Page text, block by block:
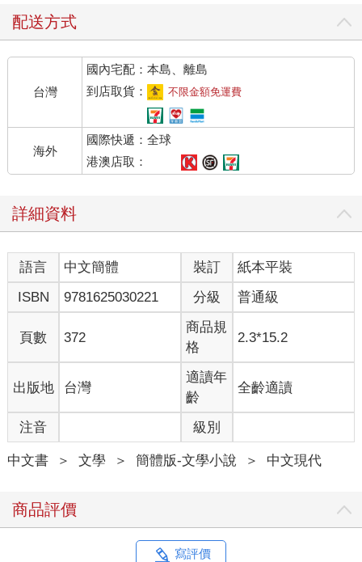
的時候――鄙鄉一直引以為聞名的是一位道士。
自從13歲那年看過動畫片《嶗山道士》，我一直對外告白自己的
籍貫為“青島”，倘直言，對方O型的驚異的唇，內中的記性上佳者
揶揄唱出的“穿牆進去，我穿牆進去，拿了就.......跑!”，都使我的
耳目聽聞巨為不爽。大學宿舍裡我排行老七，本科四年，我沒有
甩掉過“王七”的令譽。其實我叫王齊。有時我深為憤惋，何以我竟
不能落生在比如華山或狼牙山一類的地方，因――無論被聯想做
令狐沖或是五壯士，都被一天到晚被叫做“王七”要好那麼一點點。
被理解為“亡妻”還不那麼討厭，我害怕聯想力好的同學做加法。
OUTLOOK上被我裝了一個農曆外掛程式，當思緒不再那麼萬方
遊走的時候，我定睛看到，中秋，還有一個半月就要到來了。
“叮~~~”，新郵件進來。
“七，晚上8點，中城XXX餐廳。慶黃四升級。前天。丫頭。8斤2
兩。照片連結在這裡。大。”這反唐僧的寫作風格一定來自張大，
雖然他說起話來的囉嗦是另一碼事。
――大學畢業後，我背過紅綠藍各色寶書，終於泛海三千，觀光
上國。張大，李三，慢我一步，但也先後於本科後來到米國。我
們在雅虎建個群發郵件，一切近況都因網路而無遠弗屆。國內的
黃四，最先升級當爹；陳五闖海南發財，鄭二入贅於他在北京當
部長的丈人家，林六至不濟，也熬到了最後一批福利分房，近日
與高中女友領證。除出陳五換小秘比換手機還勤快，其他人似乎
倒是我們紐約的三隻孤魂野鬼，流離飄蕩于各種舞會聚會之餘，
口聚會吃喝。聚會理由有“慶巴普洛夫生日”、“毛主席誕辰110周
配送方式
台灣
國內宅配：本島、離島
到店取貨：
不限金額免運費
海外
國際快遞：全球
港澳店取：
詳細資料
語言 中文簡體 裝訂
紙本平裝
ISBN
9781625030221 分級 普通級
頁數 372
商品規
格
2.3*15.2
出版地 台灣
適讀年
齡
全齡適讀
注音 級別
中文書 ＞ 文學 ＞ 簡體版-文學小說 ＞ 中文現代
商品評價
寫評價